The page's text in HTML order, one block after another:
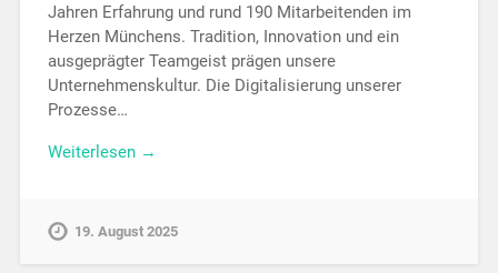
Jahren Erfahrung und rund 190 Mitarbeitenden im
Herzen Münchens. Tradition, Innovation und ein
ausgeprägter Teamgeist prägen unsere
Unternehmenskultur. Die Digitalisierung unserer
Prozesse…
Weiterlesen →
19. August 2025